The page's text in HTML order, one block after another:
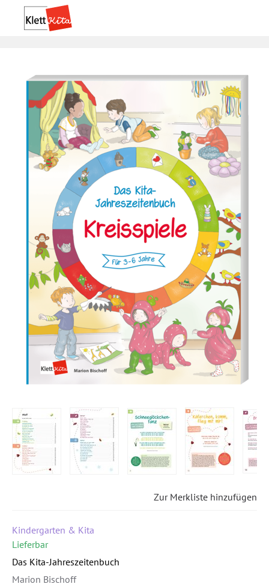
Zur Merkliste hinzufügen
Kindergarten & Kita
Lieferbar
Das Kita-Jahreszeitenbuch
Marion Bischoff